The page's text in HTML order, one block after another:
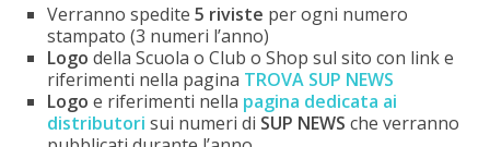
Verranno spedite5 riviste per ogni numero
stampato (3 numeri l’anno)
Logo della Scuola o Club o Shop sul sito con link e
riferimenti nella pagina TROVA SUP NEWS
Logo e riferimenti nella pagina dedicata ai
distributori sui numeri di SUP NEWS che verranno